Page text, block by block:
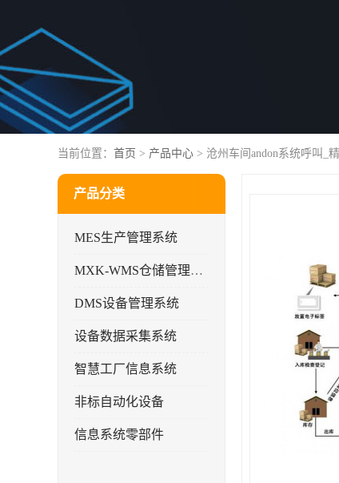
当前位置： 首页 > 产品中心 > 沧州车间andon系统呼叫_
产品分类
MES生产管理系统
MXK-WMS仓储管理系统
DMS设备管理系统
设备数据采集系统
智慧工厂信息系统
非标自动化设备
信息系统零部件